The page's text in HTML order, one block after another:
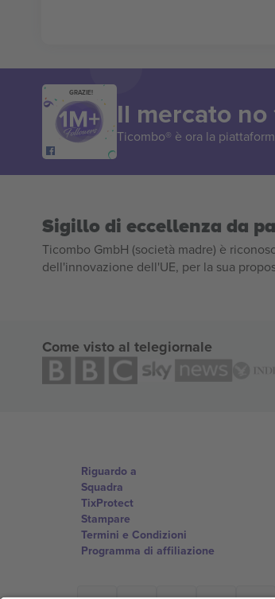
GRAZIE!
Il mercato
Ticombo® è ora la
Sigillo di eccellenza da
Ticombo GmbH (società madre) è
dell'innovazione dell'UE, per la sua
Come visto al telegiornale
Riguardo a
Squadra
TixProtect
Stampare
Termini e Condizioni
Programma di affiliazione